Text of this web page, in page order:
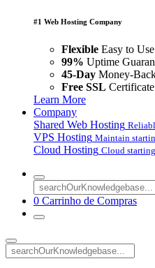
#1 Web Hosting Company
Flexible Easy to
99% Uptime
45-Day Money-
Free SSL
Learn More
Company
Shared Web Hosting
VPS Hosting Maintain
Cloud Hosting Cloud
0 Carrinho de Compras